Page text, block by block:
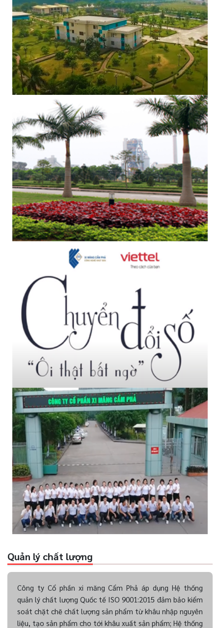
Quản lý chất lượng
Công ty Cổ phần xi măng Cẩm Phả áp dụng Hệ thống
quản lý chất lượng Quốc tế ISO 9001:2015 đảm bảo kiểm
soát chặt chẽ chất lượng sản phẩm từ khâu nhập nguyên
liệu, tạo sản phẩm cho tới khâu xuất sản phẩm; Hệ thống